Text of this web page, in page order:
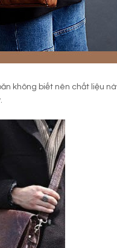
không biết nên chất liệu